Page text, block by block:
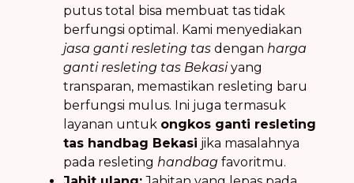
putus total bisa membuat tas tidak
berfungsi optimal. Kami menyediakan
jasa ganti resleting tas dengan harga
ganti resleting tas Bekasiyang
transparan, memastikan resleting baru
berfungsi mulus. Ini juga termasuk
layanan untuk ongkos ganti resleting
tas handbag Bekasi jika masalahnya
pada resleting handbag favoritmu.